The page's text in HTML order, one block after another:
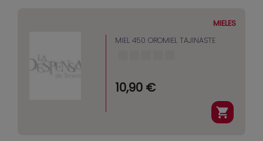
MIELES
MIEL 450 OROMIEL TAJINASTE
10,90 €